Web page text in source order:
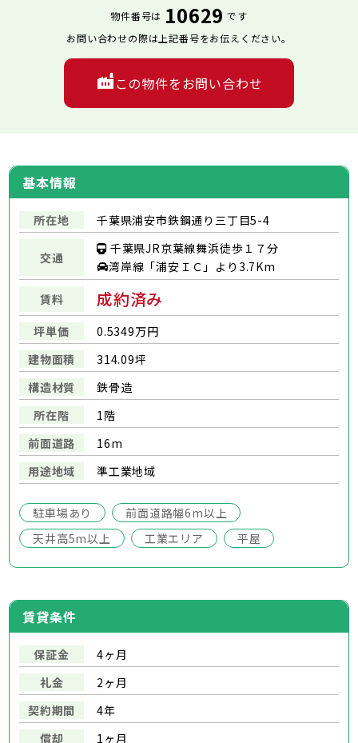
基本情報
所在地 千葉県浦安市鉄鋼通り三丁目5-4
交通
千葉県JR京葉線舞浜徒歩１７分
湾岸線「浦安ＩＣ」より3.7Km
賃料 成約済み
坪単価
0.5349万円
建物面積
314.09坪
構造材質
鉄骨造
所在階
1階
前面道路
16m
用途地域
準工業地域
駐車場あり
前面道路幅6m以上
天井高5m以上
工業エリア 平屋
物件番号は 10629 です
お問い合わせの際は上記番号をお伝えください。
この物件をお問い合わせ
賃貸条件
保証金
4ヶ月
礼金
2ヶ月
契約期間
4年
償却
1ヶ月